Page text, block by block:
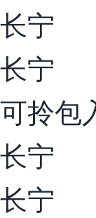
长宁
长宁
可拎包
长宁
长宁